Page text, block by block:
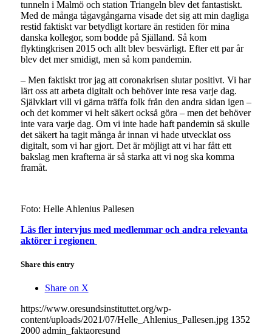
tunneln i Malmö och station Triangeln blev det fantastiskt.
Med de många tågavgångarna visade det sig att min dagliga
restid faktiskt var betydligt kortare än restiden för mina
danska kollegor, som bodde på Själland. Så kom
flyktingkrisen 2015 och allt blev besvärligt. Efter ett par år
blev det mer smidigt, men så kom pandemin.
– Men faktiskt tror jag att coronakrisen slutar positivt. Vi har
lärt oss att arbeta digitalt och behöver inte resa varje dag.
Självklart vill vi gärna träffa folk från den andra sidan igen –
och det kommer vi helt säkert också göra – men det behöver
inte vara varje dag. Om vi inte hade haft pandemin så skulle
det säkert ha tagit många år innan vi hade utvecklat oss
digitalt, som vi har gjort. Det är möjligt att vi har fått ett
bakslag men krafterna är så starka att vi nog ska komma
framåt.
Foto: Helle Ahlenius Pallesen
Läs fler intervjus med medlemmar och andra relevanta
aktörer i regionen
Share this entry
Share on X
https://www.oresundsinstituttet.org/wp-
content/uploads/2021/07/Helle_Ahlenius_Pallesen.jpg 1352
2000 admin_faktaoresund